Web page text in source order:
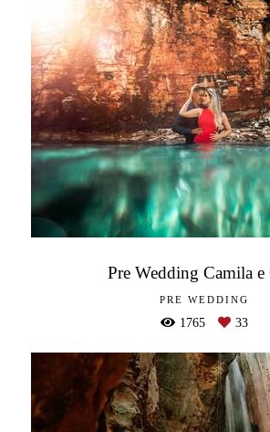
Pre Wedding Camila e
PRE WEDDING
1765 33